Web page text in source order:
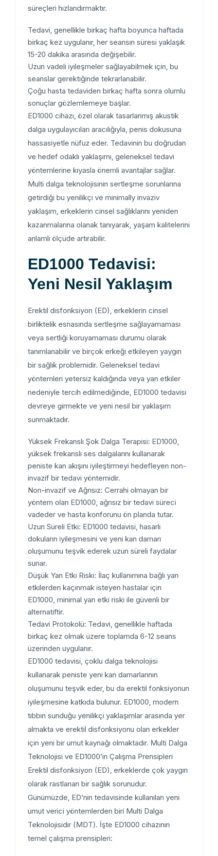
süreçleri hızlandırmaktır.
Tedavi, genellikle birkaç hafta boyunca haftada
birkaç kez uygulanır, her seansın süresi yaklaşık
15-20 dakika arasında değişebilir.
Uzun vadeli iyileşmeler sağlayabilmek için, bu
seanslar gerektiğinde tekrarlanabilir.
Çoğu hasta tedaviden birkaç hafta sonra olumlu
sonuçlar gözlemlemeye başlar.
ED1000 cihazı, özel olarak tasarlanmış akustik
dalga uygulayıcıları aracılığıyla, penis dokusuna
hassasiyetle nüfuz eder. Tedavinin bu doğrudan
ve hedef odaklı yaklaşımı, geleneksel tedavi
yöntemlerine kıyasla önemli avantajlar sağlar.
Multi dalga teknolojisinin sertleşme sorunlarına
getirdiği bu yenilikçi ve minimally invaziv
yaklaşım, erkeklerin cinsel sağlıklarını yeniden
kazanmalarına olanak tanıyarak, yaşam kalitelerini
anlamlı ölçüde artırabilir.
ED1000 Tedavisi:
Yeni Nesil Yaklaşım
Erektil disfonksiyon (ED), erkeklerin cinsel
birliktelik esnasında sertleşme sağlayamaması
veya sertliği koruyamaması durumu olarak
tanımlanabilir ve birçok erkeği etkileyen yaygın
bir sağlık problemidir. Geleneksel tedavi
yöntemleri yetersiz kaldığında veya yan etkiler
nedeniyle tercih edilmediğinde, ED1000 tedavisi
devreye girmekte ve yeni nesil bir yaklaşım
sunmaktadır.
Yüksek Frekanslı Şok Dalga Terapisi: ED1000,
yüksek frekanslı ses dalgalarını kullanarak
peniste kan akışını iyileştirmeyi hedefleyen non-
invazif bir tedavi yöntemidir.
Non-invazif ve Ağrısız: Cerrahi olmayan bir
yöntem olan ED1000, ağrısız bir tedavi süreci
vadeder ve hasta konforunu ön planda tutar.
Uzun Süreli Etki: ED1000 tedavisi, hasarlı
dokuların iyileşmesini ve yeni kan damarı
oluşumunu teşvik ederek uzun süreli faydalar
sunar.
Düşük Yan Etki Riski: İlaç kullanımına bağlı yan
etkilerden kaçınmak isteyen hastalar için
ED1000, minimal yan etki riski ile güvenli bir
alternatiftir.
Tedavi Protokolü: Tedavi, genellikle haftada
birkaç kez olmak üzere toplamda 6-12 seans
üzerinden uygulanır.
ED1000 tedavisi, çoklu dalga teknolojisi
kullanarak peniste yeni kan damarlarının
oluşumunu teşvik eder, bu da erektil fonksiyonun
iyileşmesine katkıda bulunur. ED1000, modern
tıbbın sunduğu yenilikçi yaklaşımlar arasında yer
almakta ve erektil disfonksiyonu olan erkekler
için yeni bir umut kaynağı olmaktadır. Multi Dalga
Teknolojisi ve ED1000’in Çalışma Prensipleri
Erektil disfonksiyon (ED), erkeklerde çok yaygın
olarak rastlanan bir sağlık sorunudur.
Günümüzde, ED’nin tedavisinde kullanılan yeni
umut verici yöntemlerden biri Multi Dalga
Teknolojisidir (MDT). İşte ED1000 cihazının
temel çalışma prensipleri: